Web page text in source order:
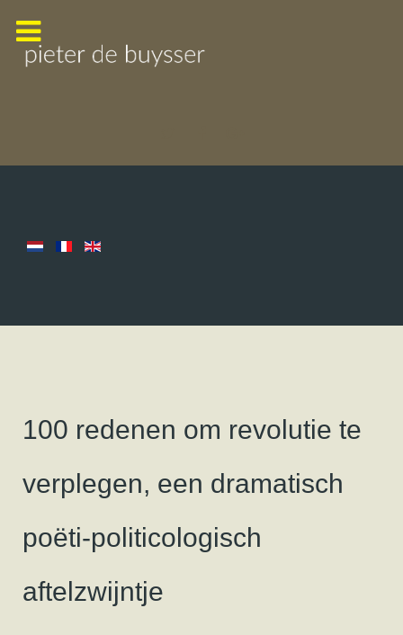
100 redenen om revolutie te
verplegen, een dramatisch
poëti-politicologisch
aftelzwijntje